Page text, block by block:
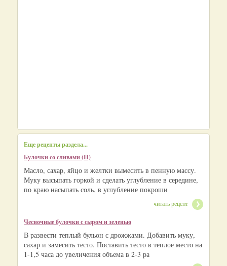
Еще рецепты раздела...
Булочки со сливами (II)
Масло, сахар, яйцо и желтки вымесить в пенную массу.
Муку высыпать горкой и сделать углубление в середине,
по краю насыпать соль, в углубление покроши
читать рецепт
Чесночные булочки с сыром и зеленью
В развести теплый бульон с дрожжами. Добавить муку,
сахар и замесить тесто. Поставить тесто в теплое место на
1-1,5 часа до увеличения объема в 2-3 ра